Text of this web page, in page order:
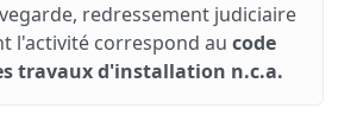
redressement judiciaire
l'activité correspond au code
travaux d'installation n.c.a.